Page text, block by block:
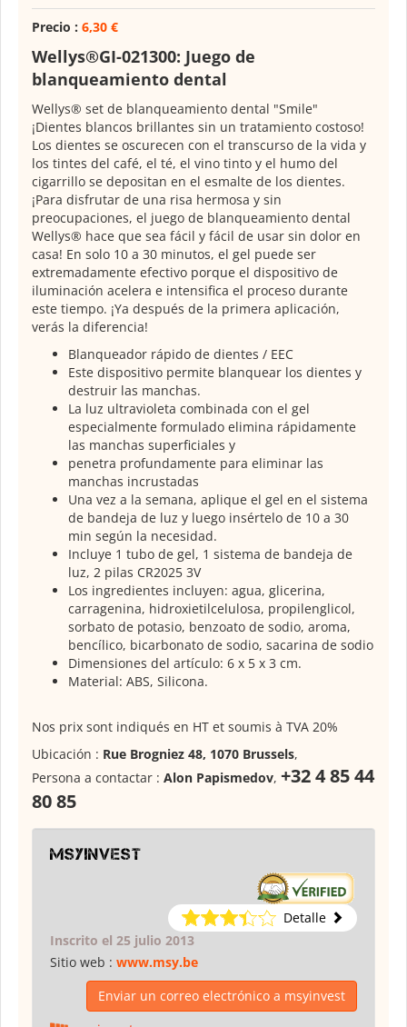
Precio : 6,30 €
Wellys®GI-021300: Juego de
blanqueamiento dental
Wellys® set de blanqueamiento dental "Smile"
¡Dientes blancos brillantes sin un tratamiento costoso!
Los dientes se oscurecen con el transcurso de la vida y
los tintes del café, el té, el vino tinto y el humo del
cigarrillo se depositan en el esmalte de los dientes.
¡Para disfrutar de una risa hermosa y sin
preocupaciones, el juego de blanqueamiento dental
Wellys® hace que sea fácil y fácil de usar sin dolor en
casa! En solo 10 a 30 minutos, el gel puede ser
extremadamente efectivo porque el dispositivo de
iluminación acelera e intensifica el proceso durante
este tiempo. ¡Ya después de la primera aplicación,
verás la diferencia!​
Blanqueador rápido de dientes / EEC
Este dispositivo permite blanquear los dientes y
destruir las manchas.
La luz ultravioleta combinada con el gel
especialmente formulado elimina rápidamente
las manchas superficiales y
penetra profundamente para eliminar las
manchas incrustadas
Una vez a la semana, aplique el gel en el sistema
de bandeja de luz y luego insértelo de 10 a 30
min según la necesidad.
Incluye 1 tubo de gel, 1 sistema de bandeja de
luz, 2 pilas CR2025 3V
Los ingredientes incluyen: agua, glicerina,
carragenina, hidroxietilcelulosa, propilenglicol,
sorbato de potasio, benzoato de sodio, aroma,
bencílico, bicarbonato de sodio, sacarina de sodio
Dimensiones del artículo: 6 x 5 x 3 cm.
Material: ABS, Silicona.
Nos prix sont indiqués en HT et soumis à TVA 20%
Ubicación : Rue Brogniez 48, 1070 Brussels,
Persona a contactar : Alon Papismedov, +32 4 85 44
80 85
msyinvest
Detalle
Inscrito el 25 julio 2013
Sitio web : www.msy.be
Enviar un correo electrónico a msyinvest